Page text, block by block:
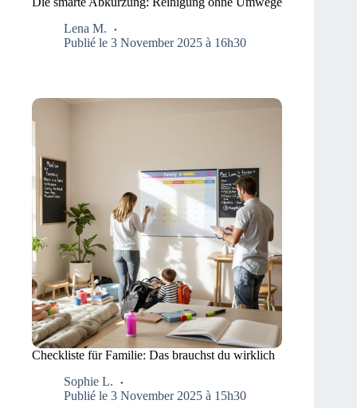
Lena M.
Publié le 3 November 2025 à 16h30
Checkliste für Familie: Das brauchst du wirklich
Sophie L.
Publié le 3 November 2025 à 15h30